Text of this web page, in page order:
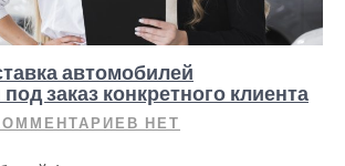
автомобилей
заказ конкретного клиента
НЕТ